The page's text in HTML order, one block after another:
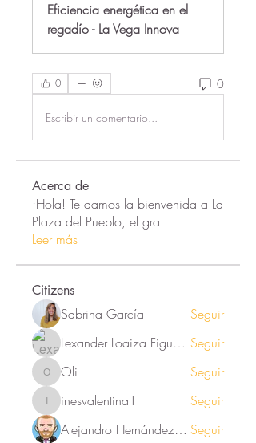
Eficiencia energética en el
regadío - La Vega Innova
0 0
Escribir un comentario...
Acerca de
¡Hola! Te damos la bienvenida a La
Plaza del Pueblo, el gra...
Leer más
Citizens
Sabrina García
Seguir
Lexander Loaiza Figueroa Seguir
Oli Oli Seguir
inesvalentina1
inesvalentina1
Seguir
Alejandro Hernández Renner Seguir